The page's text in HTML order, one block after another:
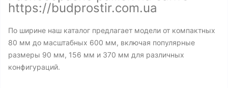
https://budprostir.com.ua
По ширине наш каталог предлагает модели от компактных
80 мм до масштабных 600 мм, включая популярные
размеры 90 мм, 156 мм и 370 мм для различных
конфигураций.